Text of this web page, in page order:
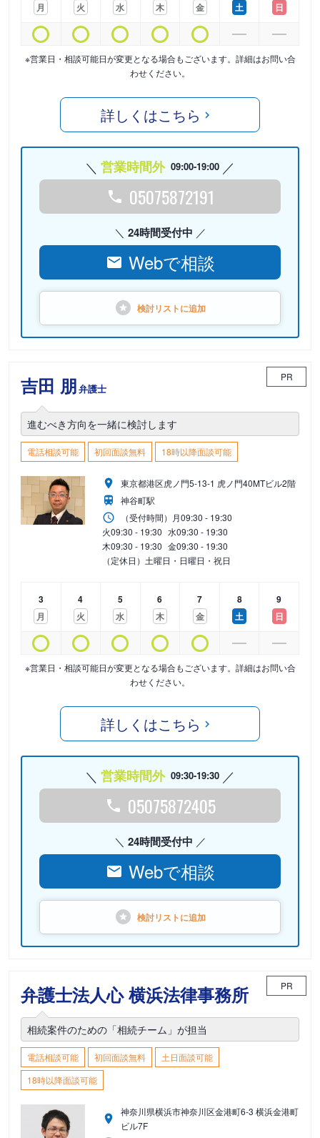
月
火
水
木
金
土
日
※営業日・相談可能日が変更となる場合もございます。詳細はお問い合
わせください。
詳しくはこちら
営業時間外 09:00-19:00
05075872191
24時間受付中
Webで相談
検討リストに追加
吉田 朋弁護士
PR
進むべき方向を一緒に検討します
電話相談可能 初回面談無料 18時以降面談可能
東京都港区虎ノ門5-13-1 虎ノ門40MTビル2階
神谷町駅
（受付時間） 月09:30 - 19:30
火09:30 - 19:30 水09:30 - 19:30
木09:30 - 19:30 金09:30 - 19:30
（定休日）土曜日・日曜日・祝日
3
月
4
火
5
水
6
木
7
金
8
土
9
日
※営業日・相談可能日が変更となる場合もございます。詳細はお問い合
わせください。
詳しくはこちら
営業時間外 09:30-19:30
05075872405
24時間受付中
Webで相談
検討リストに追加
弁護士法人心 横浜法律事務所 PR
相続案件のための「相続チーム」が担当
電話相談可能 初回面談無料
土日面談可能
18時以降面談可能
神奈川県横浜市神奈川区金港町6-3 横浜金港町
ビル7F